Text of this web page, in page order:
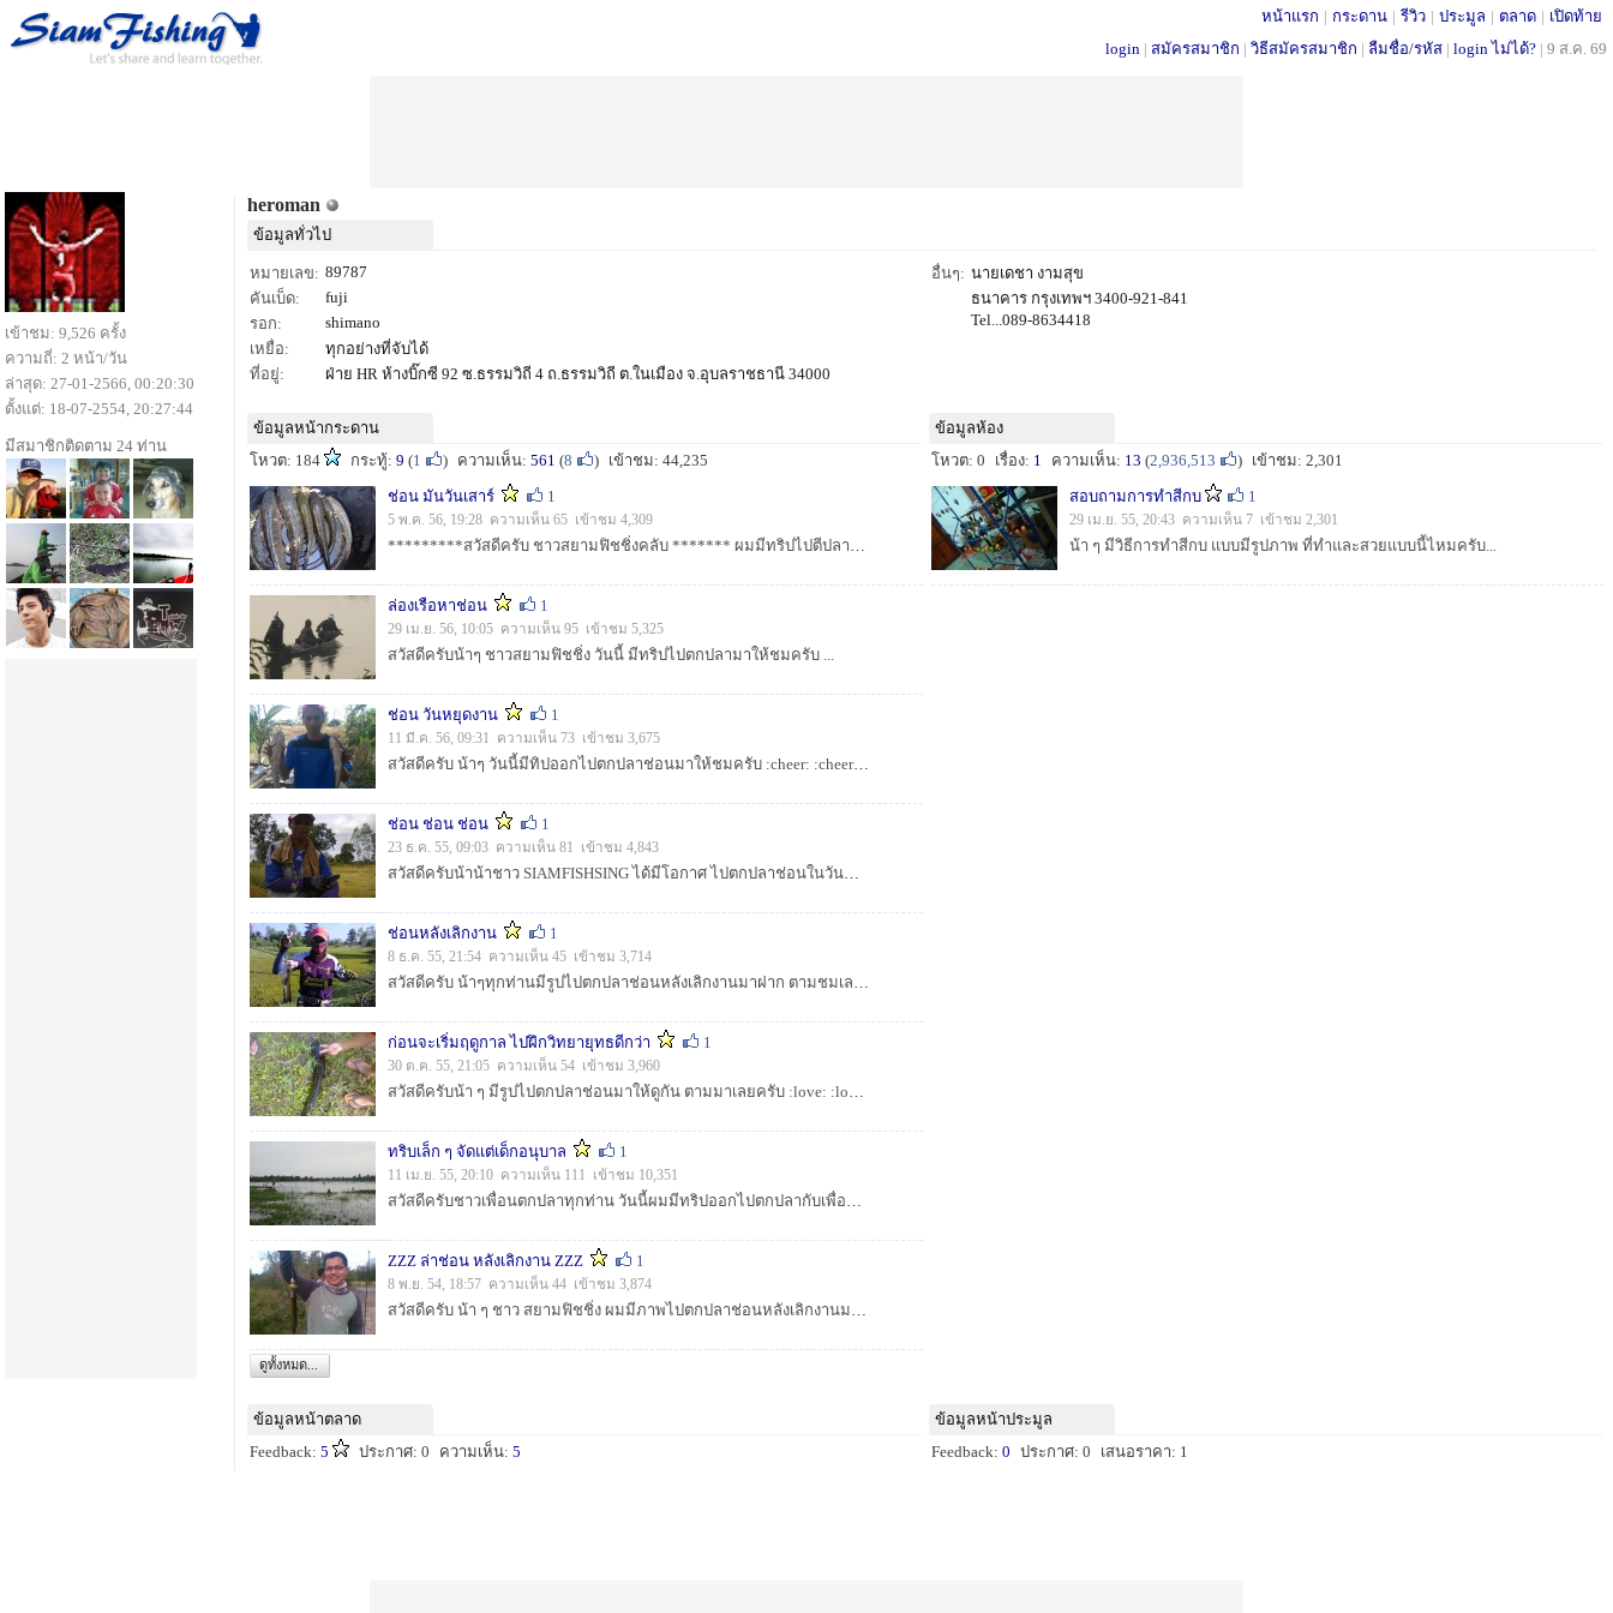
หน้าแรก | กระดาน | รีวิว | ประมูล | ตลาด | เปิดท้าย
login | สมัครสมาชิก | วิธีสมัครสมาชิก | ลืมชื่อ/รหัส | login ไม่ได้? | 9 ส.ค. 69
heroman
ข้อมูลทั่วไป
หมายเลข: 89787
คันเบ็ด:
fuji
รอก:
shimano
เหยื่อ:
ทุกอย่างที่จับได้
ที่อยู่:
ฝ่าย HR ห้างบิ๊กซี 92 ซ.ธรรมวิถี 4 ถ.ธรรมวิถี ต.ในเมือง จ.อุบลราชธานี 34000
อื่นๆ: นายเดชา งามสุข
ธนาคาร กรุงเทพฯ 3400-921-841
Tel...089-8634418
ข้อมูลหน้ากระดาน
โหวต: 184
กระทู้: 9 (1 ) ความเห็น: 561 (8 ) เข้าชม: 44,235
ช่อน มันวันเสาร์
1
5 พ.ค. 56, 19:28 ความเห็น 65 เข้าชม 4,309
*********สวัสดีครับ ชาวสยามฟิชชิ่งคลับ ******* ผมมีทริปไปตีปลาช่อนมาให้ชมครับ จะเป็นอย่างไร ตามมาชมเลยครับ อย่าลืมโหวตให้ด้วยนะครับ ขอบคุณครับ ...
ล่องเรือหาช่อน 1
29 เม.ย. 56, 10:05 ความเห็น 95 เข้าชม 5,325
สวัสดีครับน้าๆ ชาวสยามฟิชชิ่ง วันนี้ มีทริปไปตกปลามาให้ชมครับ ...
ช่อน วันหยุดงาน 1
11 มี.ค. 56, 09:31 ความเห็น 73 เข้าชม 3,675
สวัสดีครับ น้าๆ วันนี้มีทิปออกไปตกปลาช่อนมาให้ชมครับ :cheer: :cheer: :cheer: :cheer: :cheer:...
ช่อน ช่อน ช่อน 1
23 ธ.ค. 55, 09:03 ความเห็น 81 เข้าชม 4,843
สวัสดีครับน้าน้าชาว SIAMFISHSING ได้มีโอกาศ ไปตกปลาช่อนในวันหยุดสุดมัน จะเป็นอย่างไรบ้าง ตามชมครับ :cheer: :cheer: :cheer: :cheer: :cheer: :cheer: ...
ช่อนหลังเลิกงาน 1
8 ธ.ค. 55, 21:54 ความเห็น 45 เข้าชม 3,714
สวัสดีครับ น้าๆทุกท่านมีรูปไปตกปลาช่อนหลังเลิกงานมาฝาก ตามชมเลยครับ :cheer: :cheer: :cheer: :cheer: :cheer: :cheer: :cheer: :cheer: :cheer: :cheer:...
ก่อนจะเริ่มฤดูกาล ไปฝึกวิทยายุทธดีกว่า 1
30 ต.ค. 55, 21:05 ความเห็น 54 เข้าชม 3,960
สวัสดีครับน้า ๆ มีรูปไปตกปลาช่อนมาให้ดูกัน ตามมาเลยครับ :love: :love: :l...
ทริบเล็ก ๆ จัดแต่เด็กอนุบาล 1
11 เม.ย. 55, 20:10 ความเห็น 111 เข้าชม 10,351
สวัสดีครับชาวเพื่อนตกปลาทุกท่าน วันนี้ผมมีทริปออกไปตกปลากับเพื่อน ๆ ชาว บิ๊กซีอุบล ฯ ที่ห้วยซัน...
ZZZ ล่าช่อน หลังเลิกงาน ZZZ 1
8 พ.ย. 54, 18:57 ความเห็น 44 เข้าชม 3,874
สวัสดีครับ น้า ๆ ชาว สยามฟิชชิ่ง ผมมีภาพไปตกปลาช่อนหลังเลิกงานมาให้ดูครับ ผิดพลาดประการใดต้องขออ...
ดูทั้งหมด...
ข้อมูลห้อง
โหวต: 0
เรื่อง: 1 ความเห็น: 13 (2,936,513 ) เข้าชม: 2,301
สอบถามการทำสีกบ
1
29 เม.ย. 55, 20:43 ความเห็น 7 เข้าชม 2,301
น้า ๆ มีวิธีการทำสีกบ แบบมีรูปภาพ ที่ทำและสวยแบบนี้ไหมครับ...
ข้อมูลหน้าตลาด
Feedback: 5 ประกาศ: 0 ความเห็น: 5
ข้อมูลหน้าประมูล
Feedback: 0 ประกาศ: 0 เสนอราคา: 1
เข้าชม: 9,526 ครั้ง
ความถี่: 2 หน้า/วัน
ล่าสุด: 27-01-2566, 00:20:30
ตั้งแต่: 18-07-2554, 20:27:44
มีสมาชิกติดตาม 24 ท่าน